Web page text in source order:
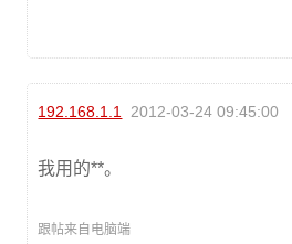
192.168.1.1 2012-03-24 09:45:00
我用的**。
跟帖来自电脑端